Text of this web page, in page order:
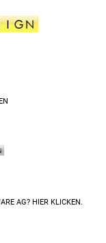
AG? HIER KLICKEN.